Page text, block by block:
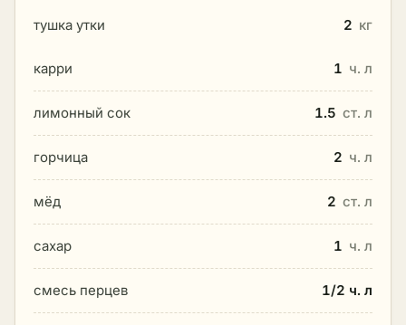
тушка утки 2 кг
карри 1 ч. л
лимонный сок 1.5 ст. л
горчица 2 ч. л
мёд 2 ст. л
сахар 1 ч. л
смесь перцев 1/2 ч. л